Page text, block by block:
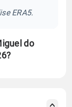
ERA5.
do